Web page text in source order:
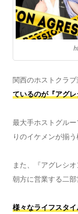
関西のホストクラ
ているのが『アグ
最大手ホストグル
りのイケメンが揃
また、『アグレシ
朝方に営業する二部
様々なライフスタ